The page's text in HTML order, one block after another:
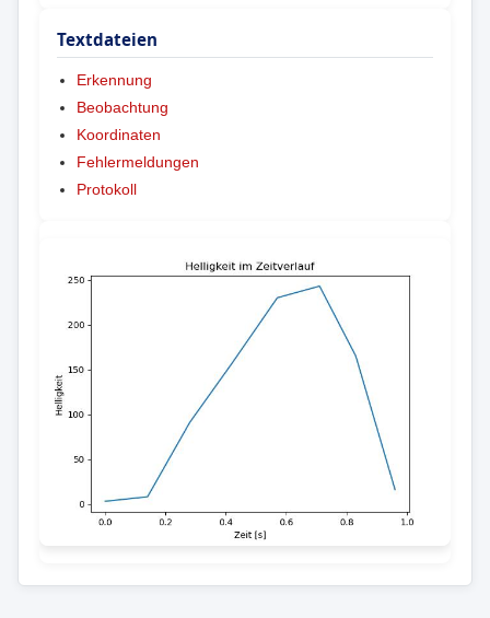
Textdateien
Erkennung
Beobachtung
Koordinaten
Fehlermeldungen
Protokoll